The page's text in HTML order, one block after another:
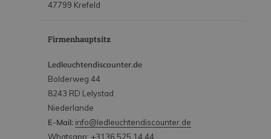
47799 Krefeld
Firmenhauptsitz
Ledleuchtendiscounter.de
Bolderweg 44
8243 RD Lelystad
Niederlande
E-Mail: info@ledleuchtendiscounter.de
Whatsapp: +3136 525 14 44